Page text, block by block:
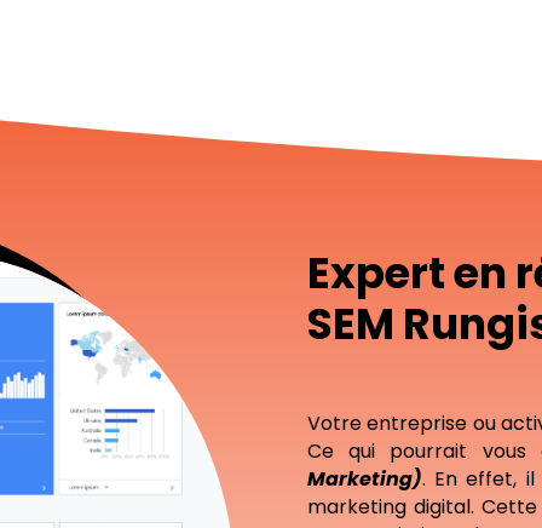
Expert en
SEM
Votre entreprise ou
Ce qui pourrait vous
Marketing). En effet, il
marketing digital.